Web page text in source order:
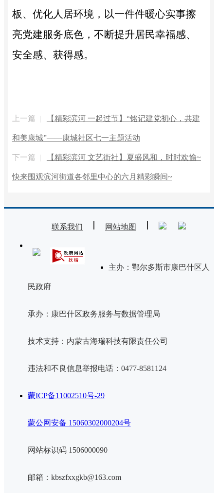
板、优化人居环境，以一件件暖心实事擦
亮党建服务底色，不断提升居民幸福感、
安全感、获得感。
上一篇 | 【精彩滨河 一起过节】“铭记建党初心，共建
和美康城”——康城社区七一主题活动
下一篇 | 【精彩滨河 文艺街社】夏盛风和，时时欢愉~
快来围观滨河街道各邻里中心的六月精彩瞬间~
联系我们 网站地图
主办：鄂尔多斯市康巴什区人
民政府
承办：康巴什区政务服务与数据管理局
技术支持：内蒙古海瑞科技有限责任公司
违法和不良信息举报电话：0477-8581124
蒙ICP备11002510号-29
蒙公网安备 15060302000204号
网站标识码 1506000090
邮箱：kbszfxxgkb@163.com